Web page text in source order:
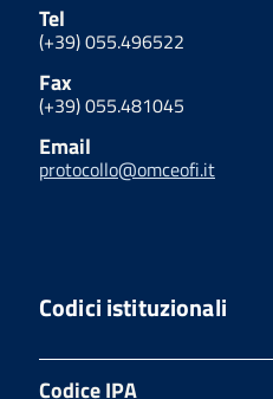
Tel
(+39) 055.496522
Fax
(+39) 055.481045
Email
protocollo@omceofi.it
Codici istituzionali
Codice IPA